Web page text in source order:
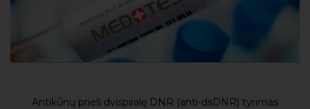
Antikūnų prieš dvispiralę DNR (anti-dsDNR) tyrimas